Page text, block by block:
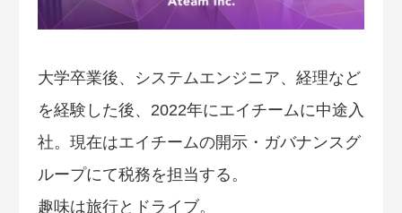
大学卒業後、システムエンジニア、経理など
を経験した後、2022年にエイチームに中途入
社。現在はエイチームの開示・ガバナンスグ
ループにて税務を担当する。
趣味は旅行とドライブ。